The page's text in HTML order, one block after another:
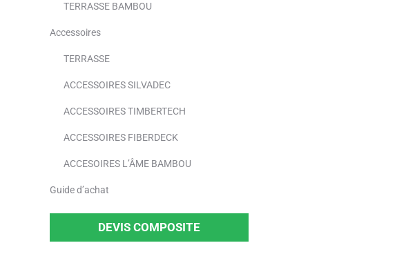
TERRASSE BAMBOU
Accessoires
TERRASSE
ACCESSOIRES SILVADEC
ACCESSOIRES TIMBERTECH
ACCESSOIRES FIBERDECK
ACCESOIRES L’ÂME BAMBOU
Guide d’achat
DEVIS COMPOSITE